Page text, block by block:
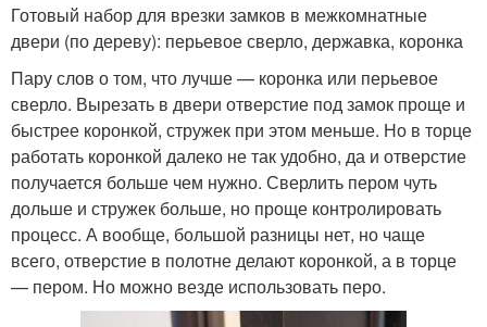
Готовый набор для врезки замков в межкомнатные
двери (по дереву): перьевое сверло, державка, коронка
Пару слов о том, что лучше — коронка или перьевое
сверло. Вырезать в двери отверстие под замок проще и
быстрее коронкой, стружек при этом меньше. Но в торце
работать коронкой далеко не так удобно, да и отверстие
получается больше чем нужно. Сверлить пером чуть
дольше и стружек больше, но проще контролировать
процесс. А вообще, большой разницы нет, но чаще
всего, отверстие в полотне делают коронкой, а в торце
— пером. Но можно везде использовать перо.